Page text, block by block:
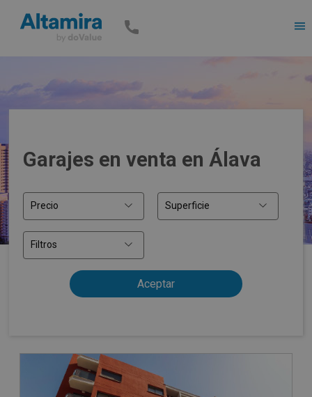
Garajes en venta en Álava
Precio Superficie
Filtros
OBRA NUEVA